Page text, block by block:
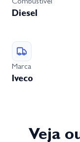
Combustível
Diesel
Marca
Iveco
Veja